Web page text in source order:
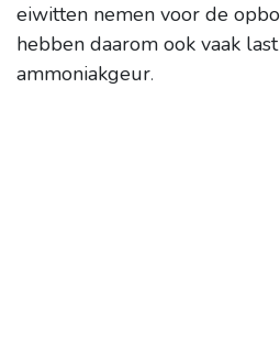
eiwitten nemen voor de
hebben daarom ook vaak
ammoniakgeur.